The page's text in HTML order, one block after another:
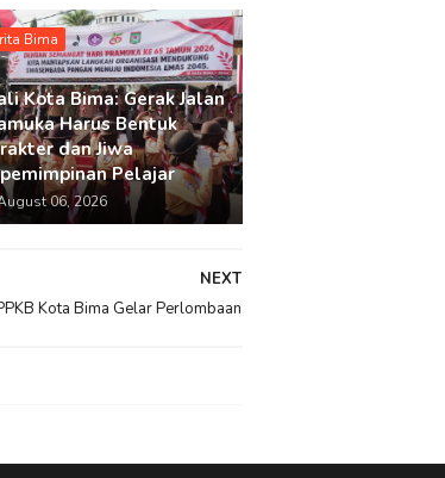
Bima
Kota Bima: Gerak Jalan
Harus Bentuk
dan Jiwa
Pelajar
06, 2026
NEXT
Kota Bima Gelar Perlombaan